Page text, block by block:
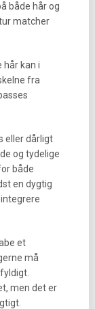
både hår og
matcher
kan i
fra
eller dårligt
og tydelige
både
en dygtig
et
må
men det er